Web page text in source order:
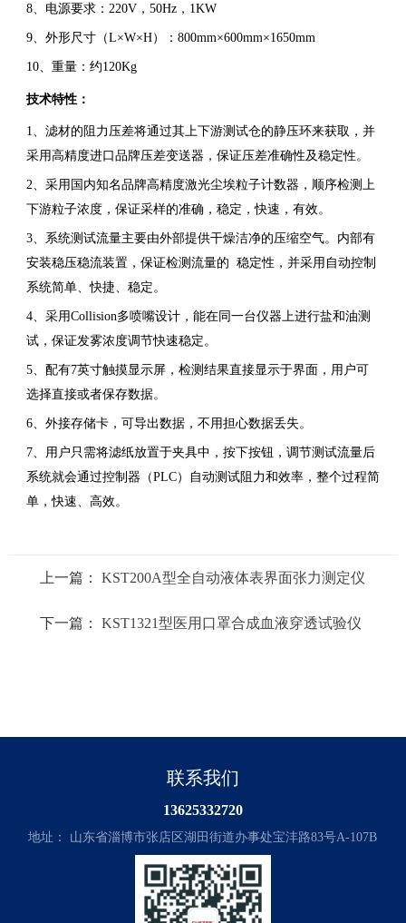
8、电源要求：220V，50Hz，1KW
9、外形尺寸（L×W×H）：800mm×600mm×1650mm
10、重量：约120Kg
技术特性：
1、滤材的阻力压差将通过其上下游测试仓的静压环来获取，并
采用高精度进口品牌压差变送器，保证压差准确性及稳定性。
2、采用国内知名品牌高精度激光尘埃粒子计数器，顺序检测上
下游粒子浓度，保证采样的准确，稳定，快速，有效。
3、系统测试流量主要由外部提供干燥洁净的压缩空气。内部有
安装稳压稳流装置，保证检测流量的 稳定性，并采用自动控制
系统简单、快捷、稳定。
4、采用Collision多喷嘴设计，能在同一台仪器上进行盐和油测
试，保证发雾浓度调节快速稳定。
5、配有7英寸触摸显示屏，检测结果直接显示于界面，用户可
选择直接或者保存数据。
6、外接存储卡，可导出数据，不用担心数据丢失。
7、用户只需将滤纸放置于夹具中，按下按钮，调节测试流量后
系统就会通过控制器（PLC）自动测试阻力和效率，整个过程简
单，快速、高效。
上一篇： KST200A型全自动液体表界面张力测定仪
下一篇： KST1321型医用口罩合成血液穿透试验仪
联系我们
13625332720
地址： 山东省淄博市张店区湖田街道办事处宝沣路83号A-107B